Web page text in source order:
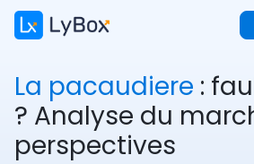
La pacaudiere :
? Analyse du
perspectives